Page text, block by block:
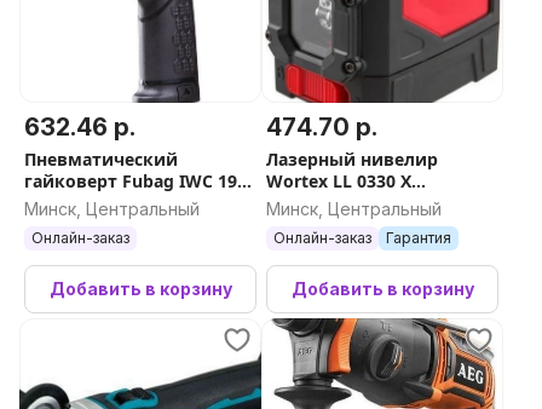
632.46 р.
Пневматический
гайковерт Fubag IWC 1900
1/2'' 200255
Минск, Центральный
Онлайн-заказ
Добавить в корзину
474.70 р.
Лазерный нивелир
Wortex LL 0330 X
LL0330X00014
Минск, Центральный
Онлайн-заказ Гарантия
Добавить в корзину